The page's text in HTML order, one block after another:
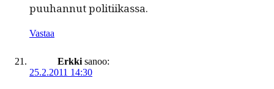
puuhan­nut politiikassa.
Vastaa
Erkki sanoo:
25.2.2011 14:30